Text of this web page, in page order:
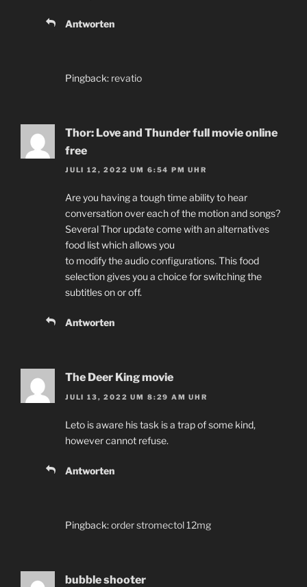
Antworten
Pingback: revatio
Thor: Love and Thunder full movie online
free
JULI 12, 2022 UM 6:54 PM UHR
Are you having a tough time ability to hear
conversation over each of the motion and songs?
Several Thor update come with an alternatives
food list which allows you
to modify the audio configurations. This food
selection gives you a choice for switching the
subtitles on or off.
Antworten
The Deer King movie
JULI 13, 2022 UM 8:29 AM UHR
Leto is aware his task is a trap of some kind,
however cannot refuse.
Antworten
Pingback:order stromectol 12mg
bubble shooter